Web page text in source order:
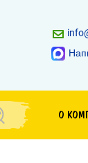
О